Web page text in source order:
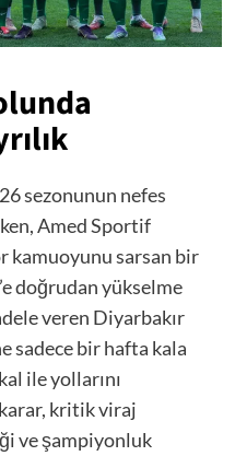
sezonunun nefes
Amed Sportif
kamuoyunu sarsan bir
doğrudan yükselme
veren Diyarbakır
sadece bir hafta kala
ile yollarını
karar, kritik viraj
ve şampiyonluk